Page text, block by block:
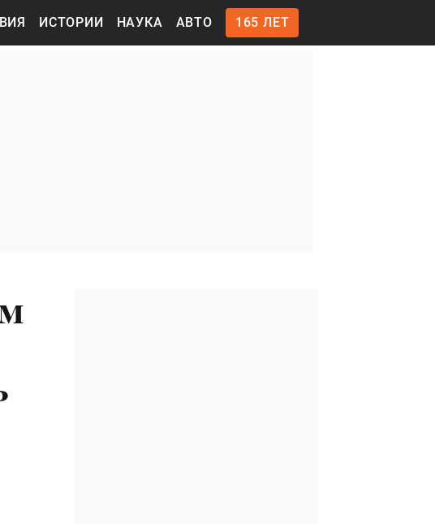
ИСТОРИИ НАУКА АВТО 165 ЛЕТ